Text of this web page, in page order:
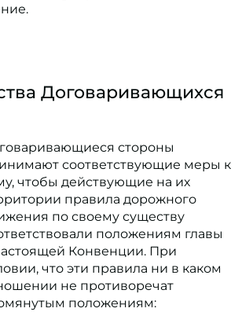
Договаривающихся
стороны
соответствующие меры к
чтобы действующие на их
правила дорожного
по своему существу
положениям главы
Конвенции. При
что эти правила ни в каком
не противоречат
положениям: